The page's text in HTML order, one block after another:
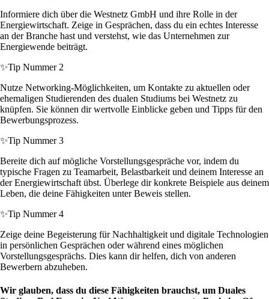
Informiere dich über die Westnetz GmbH und ihre Rolle in der
Energiewirtschaft. Zeige in Gesprächen, dass du ein echtes Interesse
an der Branche hast und verstehst, wie das Unternehmen zur
Energiewende beiträgt.
✨Tip Nummer 2
Nutze Networking-Möglichkeiten, um Kontakte zu aktuellen oder
ehemaligen Studierenden des dualen Studiums bei Westnetz zu
knüpfen. Sie können dir wertvolle Einblicke geben und Tipps für den
Bewerbungsprozess.
✨Tip Nummer 3
Bereite dich auf mögliche Vorstellungsgespräche vor, indem du
typische Fragen zu Teamarbeit, Belastbarkeit und deinem Interesse an
der Energiewirtschaft übst. Überlege dir konkrete Beispiele aus deinem
Leben, die deine Fähigkeiten unter Beweis stellen.
✨Tip Nummer 4
Zeige deine Begeisterung für Nachhaltigkeit und digitale Technologien
in persönlichen Gesprächen oder während eines möglichen
Vorstellungsgesprächs. Dies kann dir helfen, dich von anderen
Bewerbern abzuheben.
Wir glauben, dass du diese Fähigkeiten brauchst, um Duales